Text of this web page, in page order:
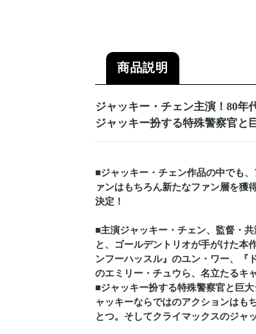
商品説明
ジャッキー・チェン主演！80年
ジャッキー扮する特殊警察官と
■ジャッキー・チェン作品の中でも
ァンはもちろん新たなファン層を獲
決定！
■主演ジャッキー・チェン、監督・
と、ゴールデントリオが手がけた
ンフーハッスル』のユン・ワー、『
のエミリー・チュウら、名立たるキ
■ジャッキー扮する特殊警察官と巨
ャッキーならではのアクションはも
とつ。そしてクライマックスのジャ